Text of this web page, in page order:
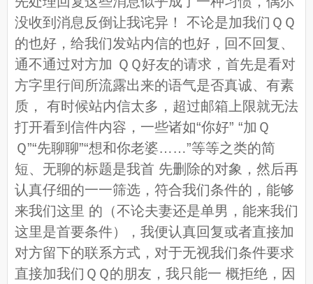
没收到消息反倒让我诧异！ 不论是加我们ＱＱ
的也好，给我们发站内信的也好，回不回复、
通不通过对方加 ＱＱ好友的请求，首先是看对
方字里行间所流露出来的语气是否真诚、有素
质， 有时候站内信太多，超过邮箱上限就无法
打开看到信件内容，一些诸如“你好” “加Ｑ
Ｑ”“先聊聊”“想和你老婆……”等等之类的简
短、无聊的标题是我首 先删除的对象，然后再
认真仔细的一一筛选，符合我们条件的，能够
来我们这里 的（不论夫妻还是单男，能来我们
这里是首要条件），我便认真回复或者直接加
对方留下的联系方式，对于无视我们条件要求
直接加我们ＱＱ的朋友，我只能一 概拒绝，因